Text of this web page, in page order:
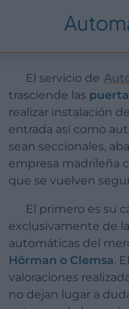
El servicio de
trasciende las
realizar instalación
entrada así como
sean seccionales,
empresa madrileña
que se vuelven
El primero es su catálogo que se nutre
exclusivamente de
automáticas del
Hörman o Clemsa.
valoraciones
no dejan lugar a